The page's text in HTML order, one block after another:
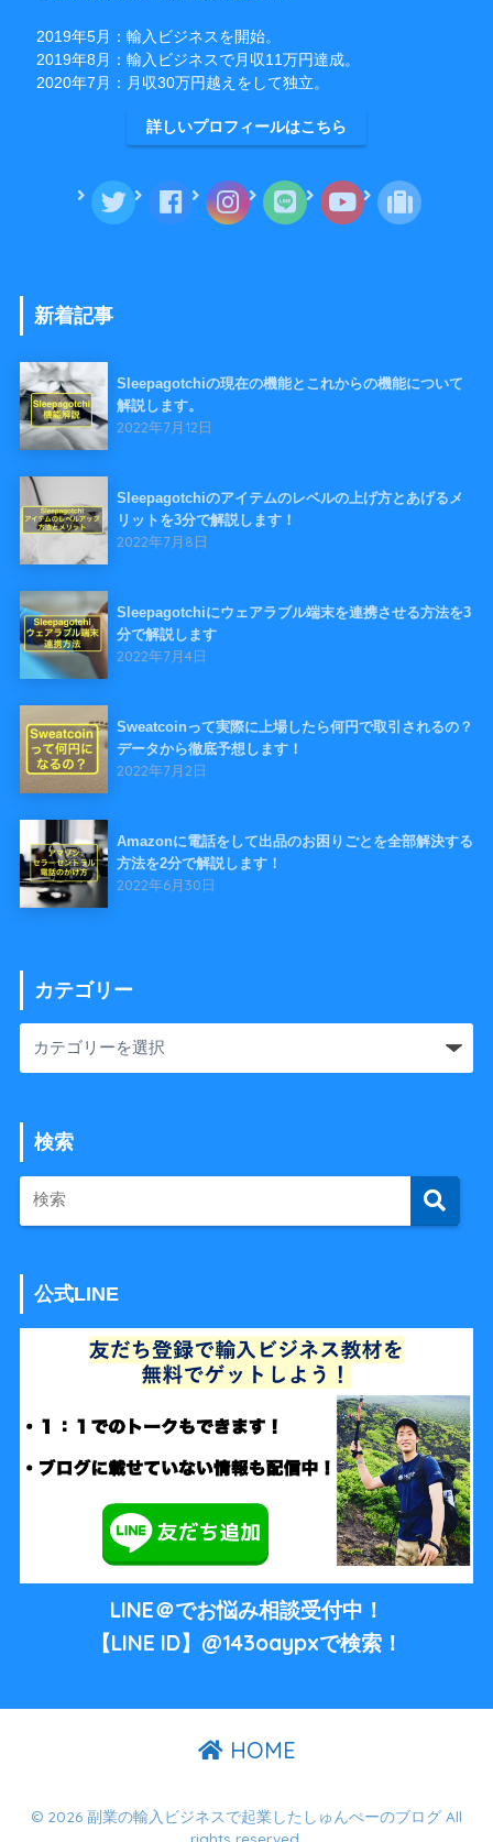
2019年5月：輸入ビジネスを開始。
2019年8月：輸入ビジネスで月収11万円達成。
2020年7月：月収30万円越えをして独立。
詳しいプロフィールはこちら
新着記事
Sleepagotchiの現在の機能とこれからの機能について
解説します。
2022年7月12日
Sleepagotchiのアイテムのレベルの上げ方とあげるメ
リットを3分で解説します！
2022年7月8日
Sleepagotchiにウェアラブル端末を連携させる方法を3
分で解説します
2022年7月4日
Sweatcoinって実際に上場したら何円で取引されるの？
データから徹底予想します！
2022年7月2日
Amazonに電話をして出品のお困りごとを全部解決する
方法を2分で解説します！
2022年6月30日
カテゴリー
検索
公式LINE
LINE＠でお悩み相談受付中！
【LINE ID】@143oaypxで検索！
HOME
© 2026 副業の輸入ビジネスで起業したしゅんぺーのブログ All
rights reserved.